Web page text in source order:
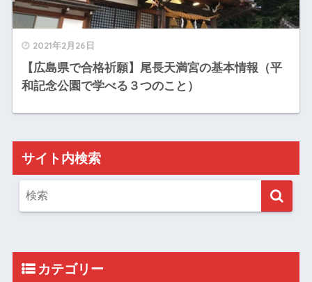
2021年2月26日
【広島県で合格祈願】尾長天満宮の基本情報（平
和記念公園で学べる３つのこと）
サイト内検索
カテゴリー